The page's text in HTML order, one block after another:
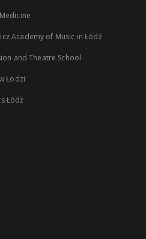
Academy of Music in Łódź
and Theatre School
Łodzi
Łódź